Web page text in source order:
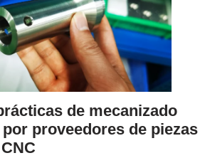
de mecanizado
proveedores de piezas